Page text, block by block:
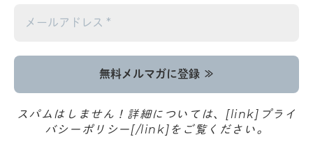
スパムはしません！詳細については、[link]プライ
バシーポリシー[/link]をご覧ください。
くまーる）』